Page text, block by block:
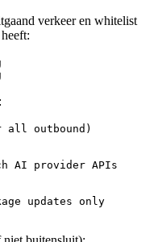
verkeer en whitelist
all outbound)
AI provider APIs
updates only